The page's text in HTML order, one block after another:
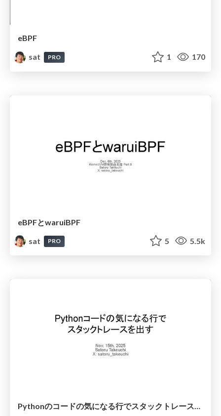
eBPF
sat
PRO 1 170
eBPFとwaruiBPF
sat
PRO 5 5.5k
Pythonのコードの気になる行でスタックトレースを出す